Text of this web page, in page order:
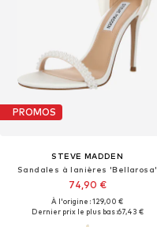
PROMOS
STEVE MADDEN
Sandales à lanières 'Bellarosa'
74,90 €
À l'origine : 129,00 €
Dernier prix le plus bas :67,43 €